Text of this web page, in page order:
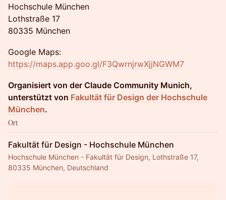
Hochschule München
Lothstraße 17
80335 München
Google Maps:
https://maps.app.goo.gl/F3QwrnjrwXjjNGWM7
Organisiert von der Claude Community Munich,
unterstützt von Fakultät für Design der Hochschule
München.
Ort
Fakultät für Design - Hochschule München
Hochschule München - Fakultät für Design, Lothstraße 17,
80335 München, Deutschland